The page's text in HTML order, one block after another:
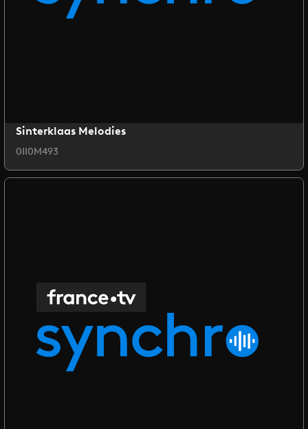
Sinterklaas Melodies
0II0M493